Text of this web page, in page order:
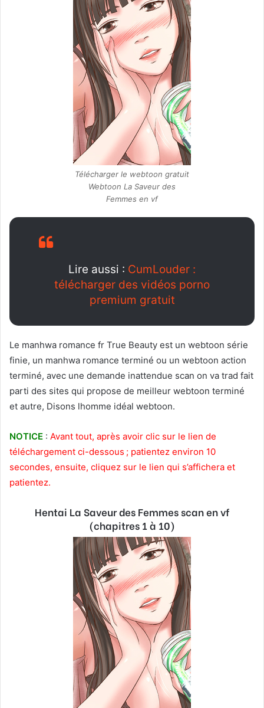
Télécharger le webtoon gratuit
Webtoon La Saveur des
Femmes en vf
Lire aussi : CumLouder :
télécharger des vidéos porno
premium gratuit
Le manhwa romance fr True Beauty est un webtoon série
finie, un manhwa romance terminé ou un webtoon action
terminé, avec une demande inattendue scan on va trad fait
parti des sites qui propose de meilleur webtoon terminé
et autre, Disons lhomme idéal webtoon.
NOTICE : Avant tout, après avoir clic sur le lien de
téléchargement ci-dessous ; patientez environ 10
secondes, ensuite, cliquez sur le lien qui s’affichera et
patientez.
Hentai La Saveur des Femmes scan en vf
(chapitres 1 à 10)